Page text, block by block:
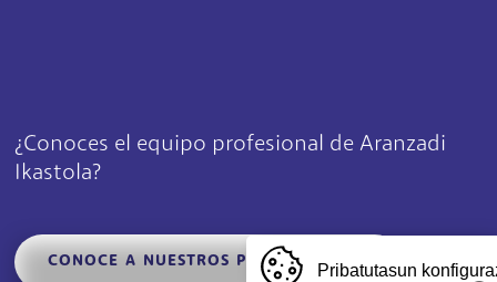
¿Conoces el equipo profesional de Aranzadi
Ikastola?
CONOCE A NUESTROS PROFESIONALESPribatutasun